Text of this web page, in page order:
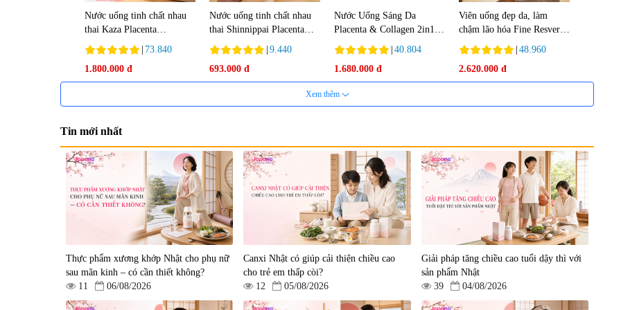
Nước uống tinh chất nhau
thai Kaza Placenta
50000mg (Hộp 10 chai x
50ml)
73.840
1.800.000 đ
Nước uống tinh chất nhau
thai Shinnippai Placenta
Top (Hộp 10 chai x 50ml) -
Date 10/2026
9.440
693.000 đ
Nước Uống Sáng Da
Placenta & Collagen 2in1
Beyou Lux Blanc EX (Hộp
10 chai x 50 ml)
40.804
1.680.000 đ
Viên uống đẹp da, làm
chậm lão hóa Fine Resvera
Placenta Q 120 viên - Date
12/2026
48.960
2.620.000 đ
Xem thêm
Tin mới nhất
Thực phẩm xương khớp Nhật cho phụ nữ
sau mãn kinh – có cần thiết không?
11
06/08/2026
Canxi Nhật có giúp cải thiện chiều cao
cho trẻ em thấp còi?
12
05/08/2026
Giải pháp tăng chiều cao tuổi dậy thì với
sản phẩm Nhật
39
04/08/2026